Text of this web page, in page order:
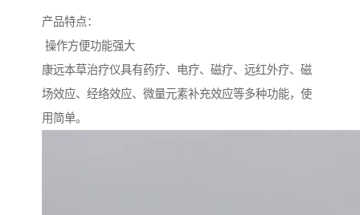
产品特点：
操作方便功能强大
康远本草治疗仪具有药疗、电疗、磁疗、远红外疗、磁
场效应、经络效应、微量元素补充效应等多种功能，使
用简单。